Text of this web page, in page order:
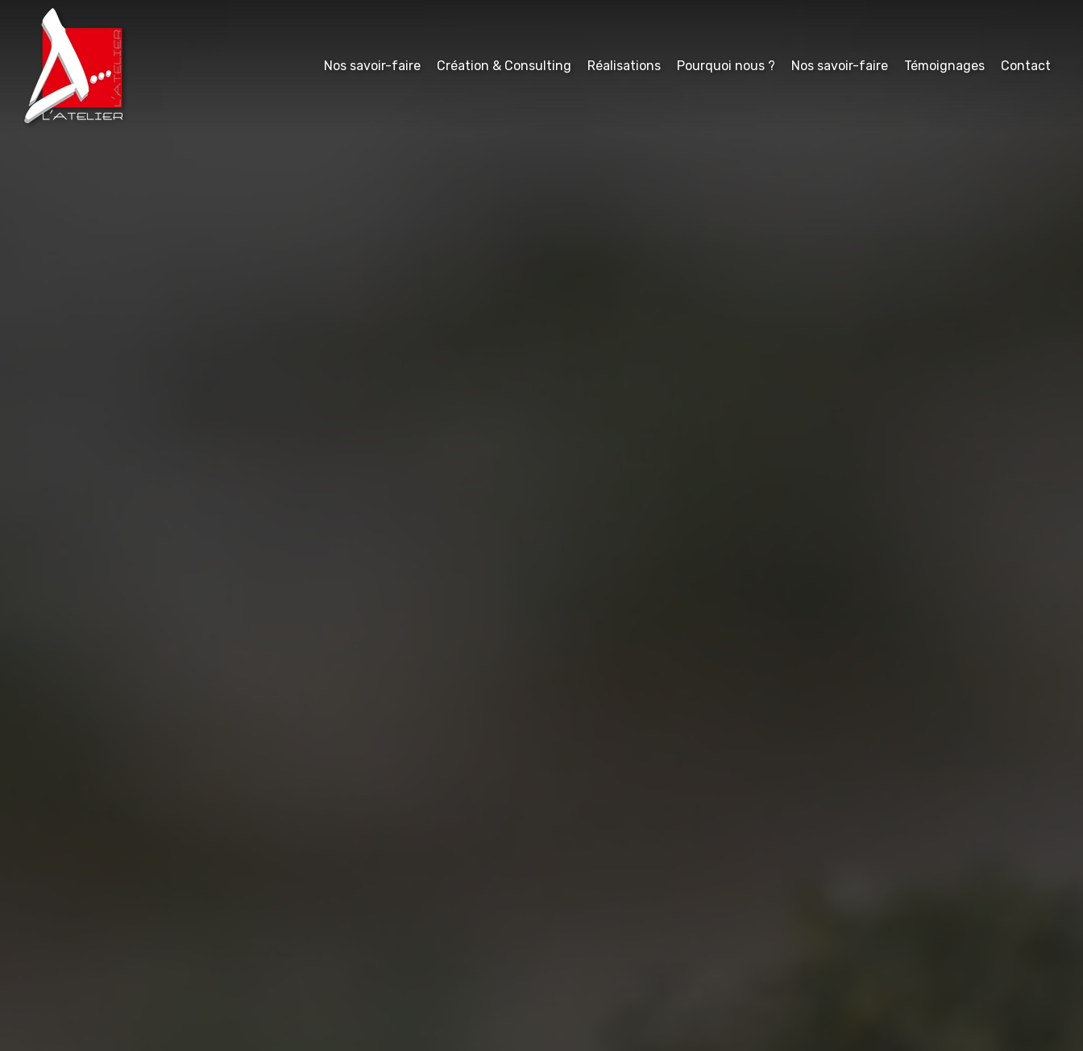
Nos savoir-faire Création & Consulting Réalisations Pourquoi nous ? Nos savoir-faire Témoignages Contact